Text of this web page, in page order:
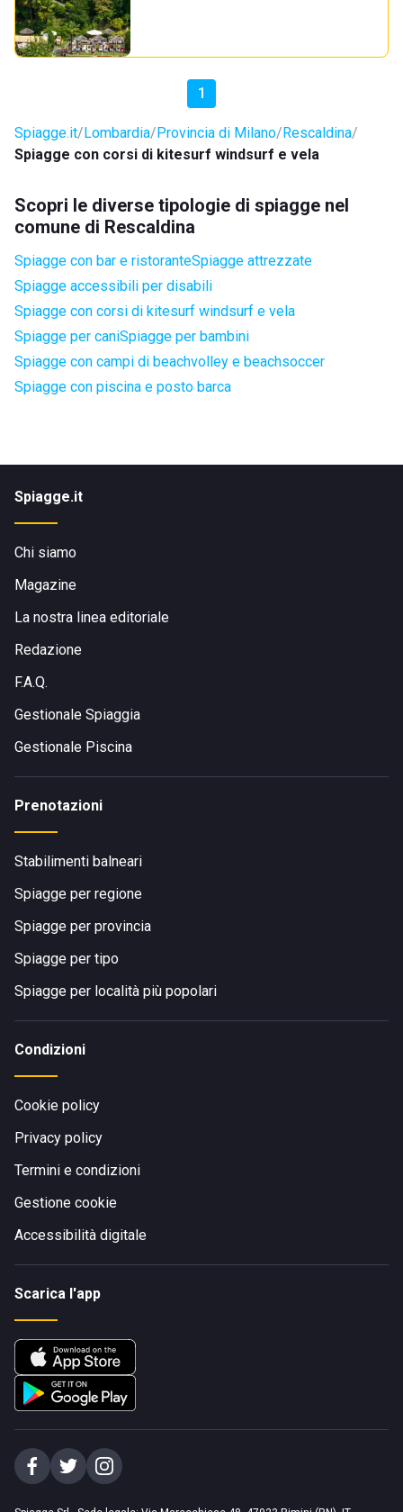
1
Spiagge.it Lombardia Provincia di Milano Rescaldina
Spiagge con corsi di kitesurf windsurf e vela
Scopri le diverse tipologie di spiagge nel
comune di Rescaldina
Spiagge con bar e ristoranteSpiagge attrezzate
Spiagge accessibili per disabili
Spiagge con corsi di kitesurf windsurf e vela
Spiagge per caniSpiagge per bambini
Spiagge con campi di beachvolley e beachsoccer
Spiagge con piscina e posto barca
Spiagge.it
Chi siamo
Magazine
La nostra linea editoriale
Redazione
F.A.Q.
Gestionale Spiaggia
Gestionale Piscina
Prenotazioni
Stabilimenti balneari
Spiagge per regione
Spiagge per provincia
Spiagge per tipo
Spiagge per località più popolari
Condizioni
Cookie policy
Privacy policy
Termini e condizioni
Gestione cookie
Accessibilità digitale
Scarica l'app